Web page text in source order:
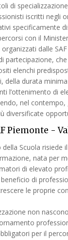
di
iscritti negli
specificamente
con il
dalle
partecipazione,
elenchi
della durata
l’ottenimento di
nel contempo,
diversificate
Piemonte -
Scuola risiede
nata per
di elevato
di
le proprie
non
per il